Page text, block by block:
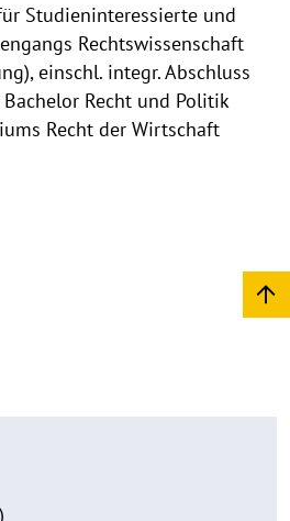
Studieninteressierte und
Rechtswissenschaft
einschl. integr. Abschluss
Recht und Politik
Recht der Wirtschaft